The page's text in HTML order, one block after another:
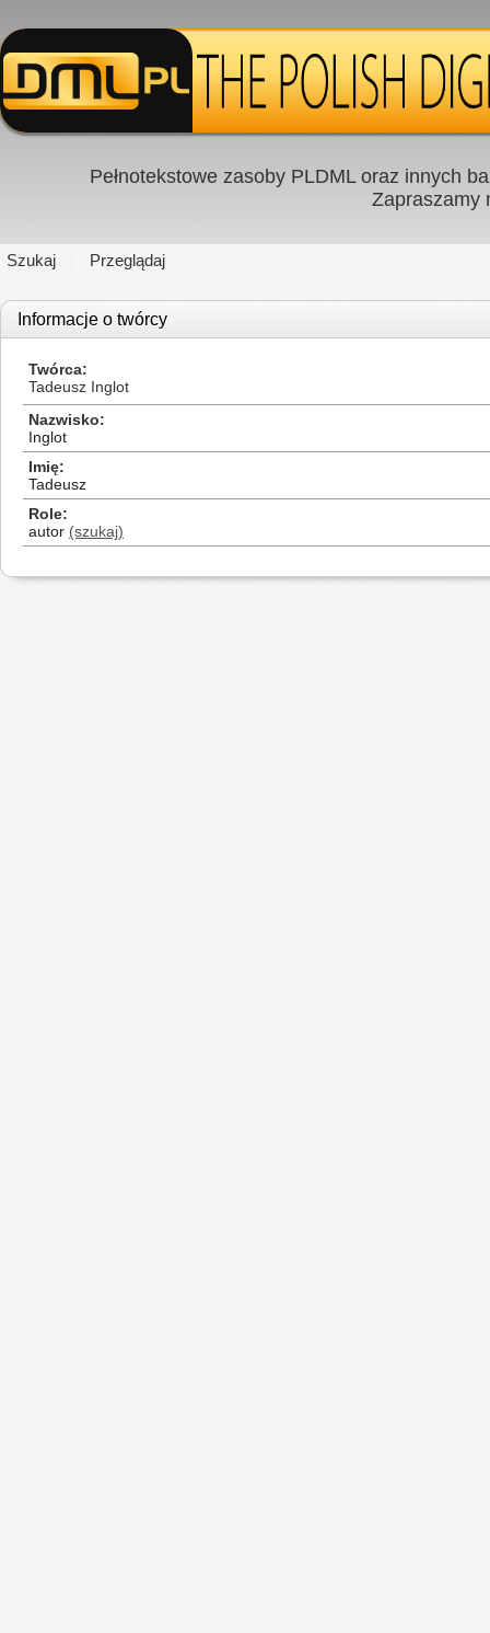
Pełnotekstowe zasoby PLDML oraz innych
Zapraszamy
Szukaj Przeglądaj
Informacje o twórcy
Twórca
Tadeusz Inglot
Nazwisko
Inglot
Imię
Tadeusz
Role
autor (szukaj)